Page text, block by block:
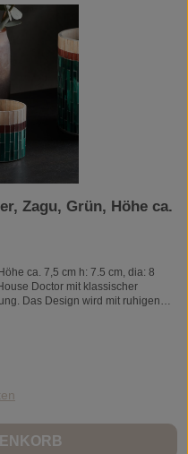
Zagu, Grün, Höhe ca.
h: 7.5 cm, dia: 8
Doctor mit klassischer
Das Design wird mit ruhigen
- Zagu sorgt überall für die richtige
Finish/Farbe kann